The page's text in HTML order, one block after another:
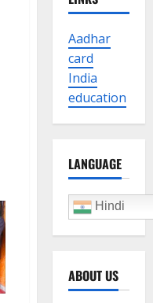
Aadhar
card
India
education
LANGUAGE
Hindi
ABOUT US